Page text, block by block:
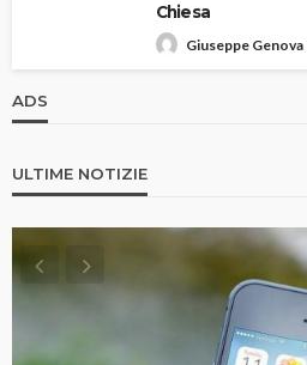
Chiesa
Giuseppe Genova
ADS
ULTIME NOTIZIE